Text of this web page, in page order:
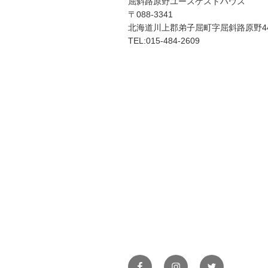
〒088-3341
北海道川上郡弟子屈町字屈斜路原野
TEL:015-484-2609
FacebookInstagramTwitter